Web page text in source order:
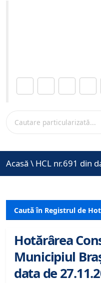
Acasă \ HCL nr.691 din
Caută în Registrul de
Hotărârea
Municipiul
data de